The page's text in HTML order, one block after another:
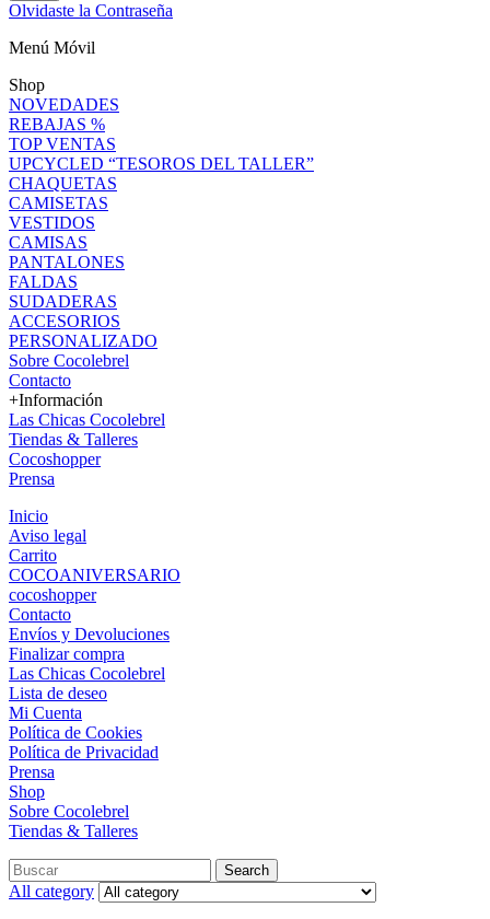
Olvidaste la Contraseña
Menú Móvil
Shop
NOVEDADES
REBAJAS %
TOP VENTAS
UPCYCLED “TESOROS DEL TALLER”
CHAQUETAS
CAMISETAS
VESTIDOS
CAMISAS
PANTALONES
FALDAS
SUDADERAS
ACCESORIOS
PERSONALIZADO
Sobre Cocolebrel
Contacto
+Información
Las Chicas Cocolebrel
Tiendas & Talleres
Cocoshopper
Prensa
Inicio
Aviso legal
Carrito
COCOANIVERSARIO
cocoshopper
Contacto
Envíos y Devoluciones
Finalizar compra
Las Chicas Cocolebrel
Lista de deseo
Mi Cuenta
Política de Cookies
Política de Privacidad
Prensa
Shop
Sobre Cocolebrel
Tiendas & Talleres
Search
All category